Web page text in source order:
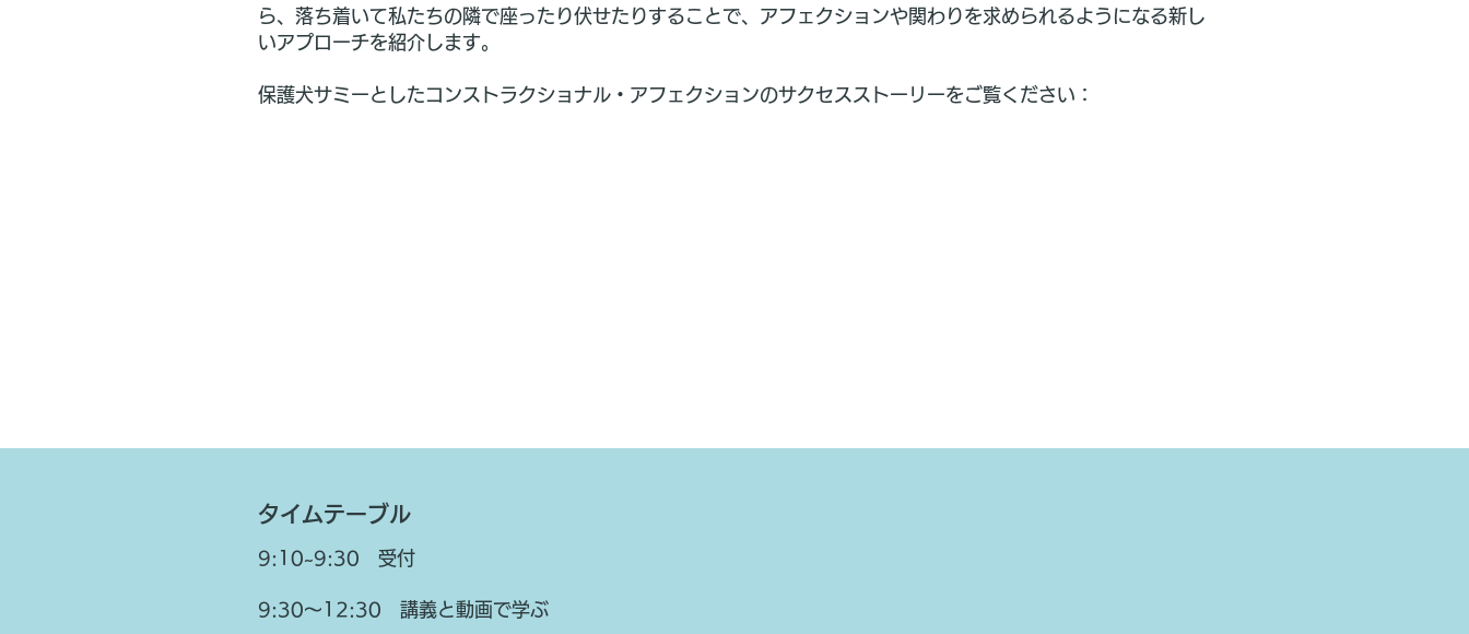
ら、落ち着いて私たちの隣で座ったり伏せたりすることで、アフェクションや関わりを求められるようになる新し
いアプローチを紹介します。
​保護犬サミーとしたコンストラクショナル・アフェクションのサクセスストーリーをご覧ください：
タイムテーブル
9:10~9:30 受付
9:30〜12:30 講義と動画で学ぶ